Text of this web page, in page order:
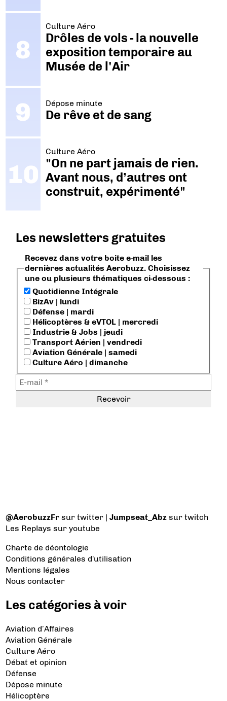
Culture Aéro
Drôles de vols - la nouvelle
exposition temporaire au
Musée de l'Air
Dépose minute
De rêve et de sang
Culture Aéro
"On ne part jamais de rien.
Avant nous, d’autres ont
construit, expérimenté"
Les newsletters gratuites
Recevez dans votre boite e-mail les
dernières actualités Aerobuzz. Choisissez
une ou plusieurs thématiques ci-dessous :
Quotidienne Intégrale
BizAv | lundi
Défense | mardi
Hélicoptères & eVTOL | mercredi
Industrie & Jobs | jeudi
Transport Aérien | vendredi
Aviation Générale | samedi
Culture Aéro | dimanche
@AerobuzzFr sur twitter |Jumpseat_Abz sur twitch
Les Replays sur youtube
Charte de déontologie
Conditions générales d'utilisation
Mentions légales
Nous contacter
Les catégories à voir
Aviation d’Affaires
Aviation Générale
Culture Aéro
Débat et opinion
Défense
Dépose minute
Hélicoptère